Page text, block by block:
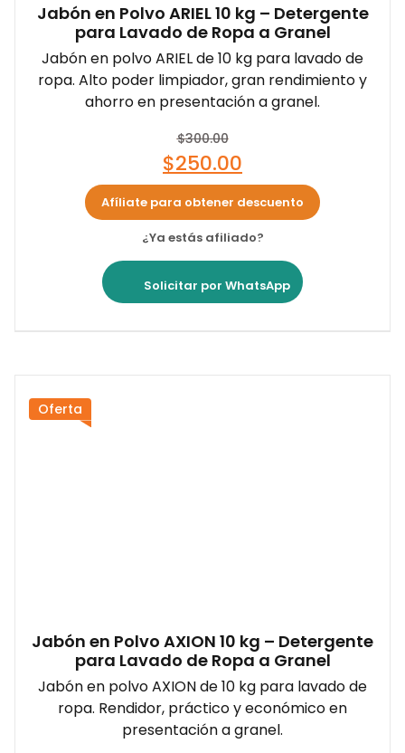
Jabón en Polvo ARIEL 10 kg – Detergente
para Lavado de Ropa a Granel
Jabón en polvo ARIEL de 10 kg para lavado de
ropa. Alto poder limpiador, gran rendimiento y
ahorro en presentación a granel.
$300.00
$250.00
Afíliate para obtener descuento
¿Ya estás afiliado?
Solicitar por WhatsApp
Oferta
Jabón en Polvo AXION 10 kg – Detergente
para Lavado de Ropa a Granel
Jabón en polvo AXION de 10 kg para lavado de
ropa. Rendidor, práctico y económico en
presentación a granel.